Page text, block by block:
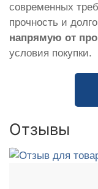
современных
прочность и
напрямую от
условия покупки.
Отзывы